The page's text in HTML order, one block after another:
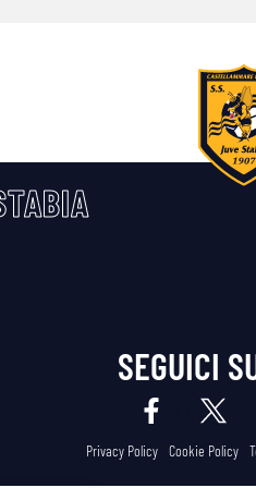
SEGUICI
Privacy Policy Cookie Policy